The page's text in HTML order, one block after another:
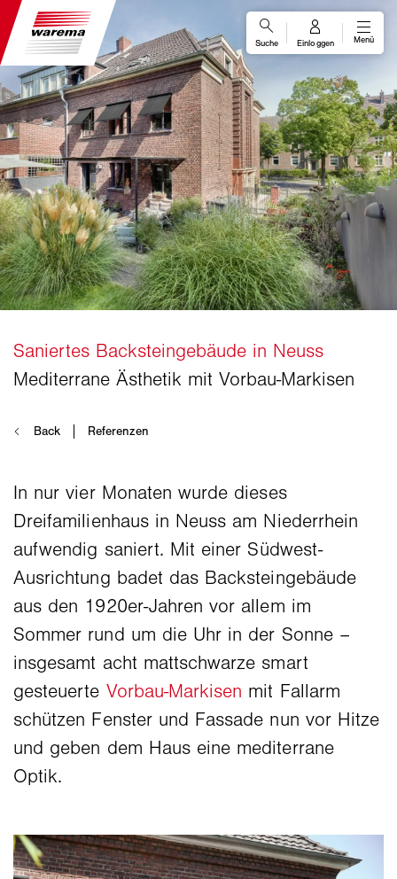
In nur vier Monaten wurde dieses
Dreifamilienhaus in Neuss am Niederrhein
aufwendig saniert. Mit einer Südwest-
Ausrichtung badet das Backsteingebäude
aus den 1920er-Jahren vor allem im
Sommer rund um die Uhr in der Sonne –
insgesamt acht mattschwarze smart
gesteuerte Vorbau-Markisen mit Fallarm
schützen Fenster und Fassade nun vor Hitze
und geben dem Haus eine mediterrane
Optik.